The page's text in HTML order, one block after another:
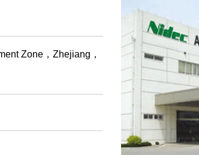
Zone，Zhejiang，